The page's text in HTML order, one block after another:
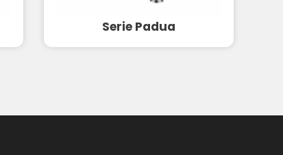
Serie Padua